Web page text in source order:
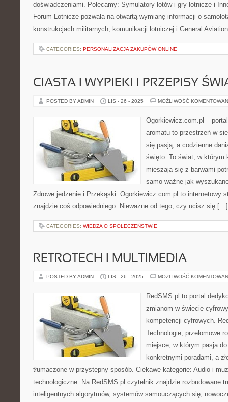
doświadczeniami. Polecamy: Symulatory lotów i gry lotnicze i
Forum Lotnicze pozwala na otwartą wymianę informacji o
konstrukcjach militarnych, komunikacji lotniczej i General
CATEGORIES: PERSONALIZACJA ZAKUPÓW ONLINE
CIASTA I WYPIEKI I PRZEPISY
POSTED BY ADMIN LIS - 26 - 2025 MOŻLIWOŚĆ
Ogorkiewicz.com.pl –
aromatu to przestrzeń w
się pasją, a codzienne
święto. To świat, w którym
mieszają się z barwami
samo ważne jak
Zdrowe jedzenie i Przekąski. Ogorkiewicz.com.pl to internetowy
znajdzie coś odpowiedniego. Nieważne od tego, czy ucisz się […]
CATEGORIES: WIEDZA O SPOŁECZEŃSTWIE
RETROTECH I MULTIMEDIA
POSTED BY ADMIN LIS - 26 - 2025 MOŻLIWOŚĆ
RedSMS.pl to portal
zmianom w świecie
kompetencji cyfrowych.
Technologie, przełomowe
miejsce, w którym pasja
konkretnymi poradami, a
tłumaczone w przystępny sposób. Ciekawe kategorie: Audio i
technologiczne. Na RedSMS.pl czytelnik znajdzie rozbudowane
inteligentnych algorytmów, systemów samouczących się,